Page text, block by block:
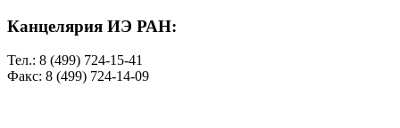
Канцелярия ИЭ РАН:
Тел.: 8 (499) 724-15-41
Факс: 8 (499) 724-14-09